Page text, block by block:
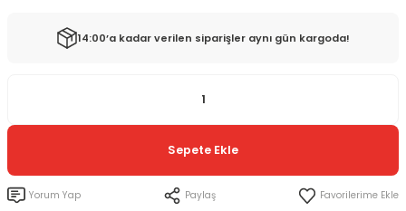
14:00’a kadar verilen siparişler aynı gün kargoda!
Sepete Ekle
Yorum Yap Paylaş